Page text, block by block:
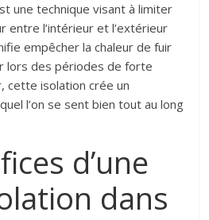
une technique visant à limiter
entre l’intérieur et l’extérieur
empêcher la chaleur de fuir
lors des périodes de forte
cette isolation crée un
l’on se sent bien tout au long
d’une
dans